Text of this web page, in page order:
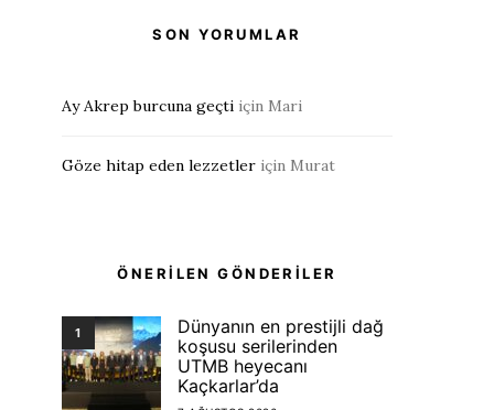
SON YORUMLAR
Ay Akrep burcuna geçti için Mari
Göze hitap eden lezzetler için Murat
ÖNERİLEN GÖNDERİLER
1
Dünyanın en prestijli dağ
koşusu serilerinden
UTMB heyecanı
Kaçkarlar’da